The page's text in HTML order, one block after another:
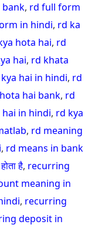
, rd full form
in hindi, rd ka
hota hai, rd
hai, rd khata
hai in hindi, rd
hai bank, rd
in hindi, rd kya
, rd meaning
, rd means in bank
है, recurring
meaning in
, recurring
deposit in